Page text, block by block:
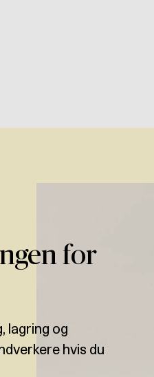
for
lagring og
hvis du